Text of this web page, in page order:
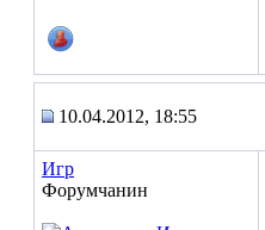
10.04.2012, 18:55
Игр
Форумчанин